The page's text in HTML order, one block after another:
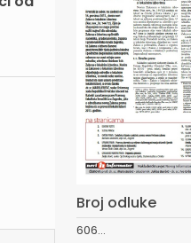
Broj odluke
606...